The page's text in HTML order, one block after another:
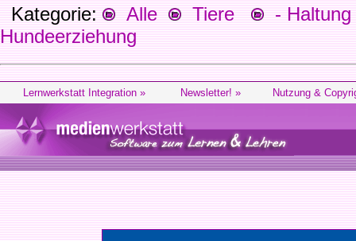
Kategorie: Alle Tiere
- Haltung
Hundeerziehung
Lernwerkstatt Integration » Newsletter! » Nutzung &